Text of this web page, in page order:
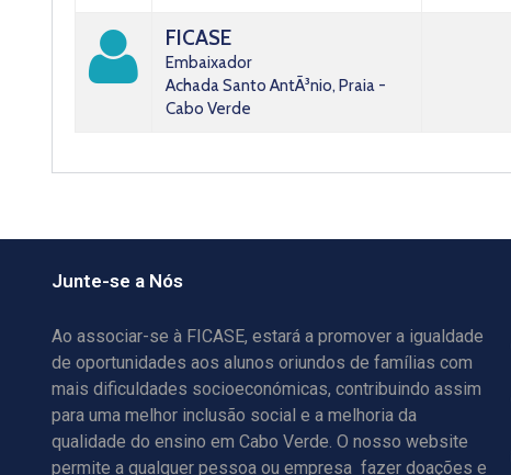
FICASE
Embaixador
Achada Santo AntÃ³nio, Praia -
Cabo Verde
Junte-se a Nós
Ao associar-se à FICASE, estará a promover a igualdade
de oportunidades aos alunos oriundos de famílias com
mais dificuldades socioeconómicas, contribuindo assim
para uma melhor inclusão social e a melhoria da
qualidade do ensino em Cabo Verde. O nosso website
permite a qualquer pessoa ou empresa fazer doações e